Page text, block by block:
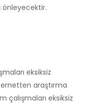
önleyecektir.
eksiksiz
araştırma
eksiksiz